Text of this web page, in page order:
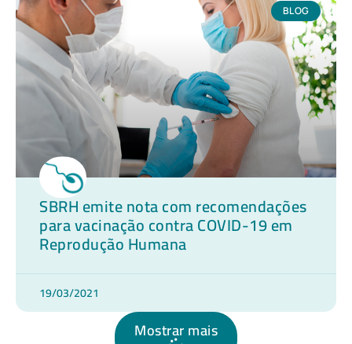
BLOG
SBRH emite nota com recomendações
para vacinação contra COVID-19 em
Reprodução Humana
19/03/2021
Mostrar mais